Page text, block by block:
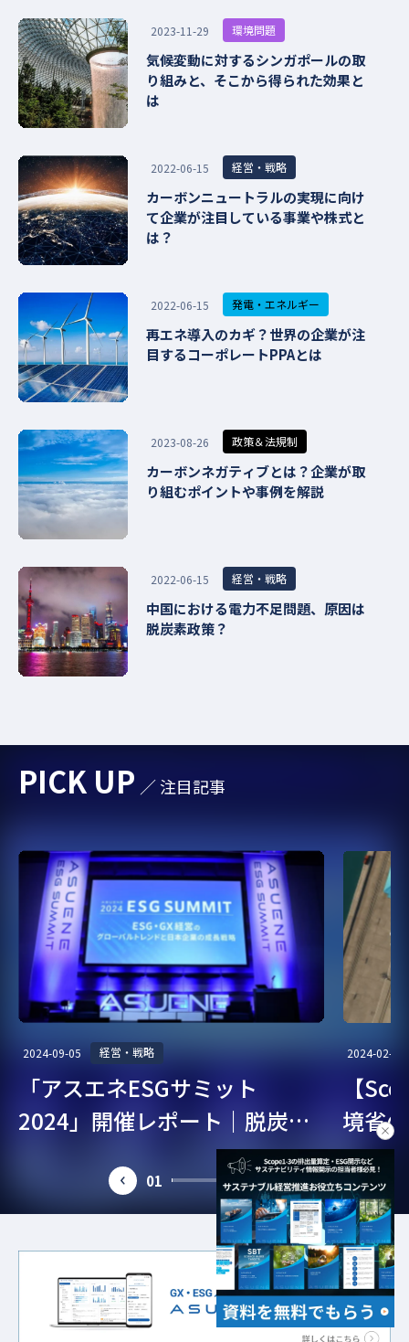
2023-11-29 環境問題
気候変動に対するシンガポールの取
り組みと、そこから得られた効果と
は
2022-06-15 経営・戦略
カーボンニュートラルの実現に向け
て企業が注目している事業や株式と
は？
2022-06-15 発電・エネルギー
再エネ導入のカギ？世界の企業が注
目するコーポレートPPAとは
2023-08-26 政策＆法規制
カーボンネガティブとは？企業が取
り組むポイントや事例を解説
2022-06-15 経営・戦略
中国における電力不足問題、原因は
脱炭素政策？
PICK UP ／ 注目記事
2024-09-05 経営・戦略
「アスエネESGサミット
2024」開催レポート｜脱炭
素・ESG経営を考える
2024-02-07
【
境省
ガイ
prev 01 85 next